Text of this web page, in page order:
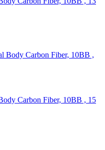
Carbon Fiber, 10BB , 15